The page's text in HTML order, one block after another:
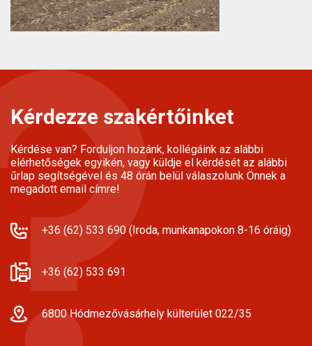
Kérdezze szakértőinket
Kérdése van? Forduljon hozánk, kollégáink az alábbi
elérhetőségek egyikén, vagy küldje el kérdését az alábbi
űrlap segítségével és 48 órán belül válaszolunk Önnek a
megadott email címre!
+36 (62) 533 690 (Iroda, munkanapokon 8-16 óráig)
+36 (62) 533 691
6800 Hódmezővásárhely külterület 022/35